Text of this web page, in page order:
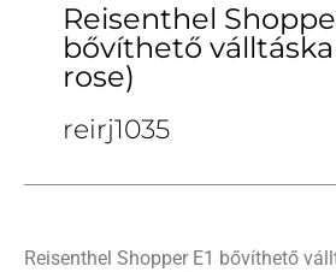
Reisenthel
bővíthető
rose)
reirj1035
Reisenthel Shopper E1 bővíthető